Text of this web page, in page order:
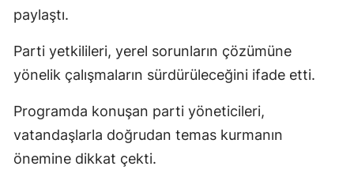
paylaştı.
Parti yetkilileri, yerel sorunların çözümüne
yönelik çalışmaların sürdürüleceğini ifade etti.
Programda konuşan parti yöneticileri,
vatandaşlarla doğrudan temas kurmanın
önemine dikkat çekti.